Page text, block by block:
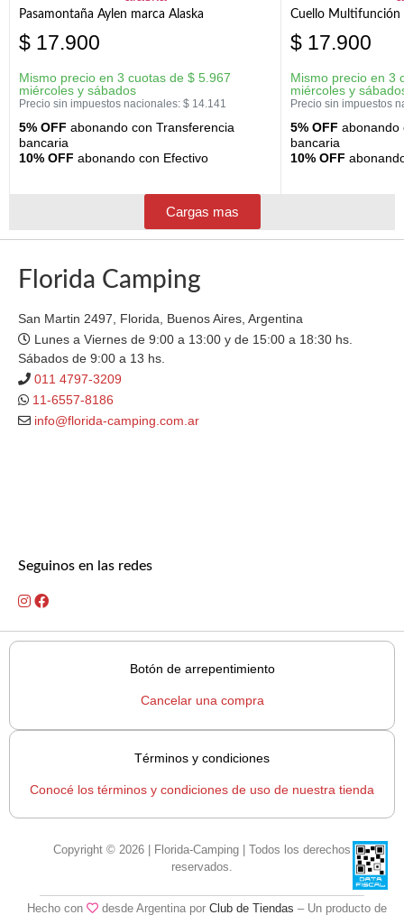
Pasamontaña Aylen marca Alaska
$ 17.900
Mismo precio en 3 cuotas de $ 5.967
miércoles y sábados
Precio sin impuestos nacionales: $ 14.141
5% OFF abonando con Transferencia
bancaria
10% OFF abonando con Efectivo
Cuello Multifunción
$ 17.900
Mismo precio en 3
miércoles y
Precio sin impuestos
5% OFF abonando
bancaria
10% OFF
Cargas mas
Florida Camping
San Martin 2497, Florida, Buenos Aires, Argentina
Lunes a Viernes de 9:00 a 13:00 y de 15:00 a 18:30 hs.
Sábados de 9:00 a 13 hs.
011 4797-3209
11-6557-8186
info@florida-camping.com.ar
Seguinos en las redes
Botón de arrepentimiento
Cancelar una compra
Términos y condiciones
Conocé los términos y condiciones de uso de nuestra tienda
Copyright © 2026 | Florida-Camping | Todos los derechos
reservados.
Hecho con desde Argentina por Club de Tiendas – Un producto de